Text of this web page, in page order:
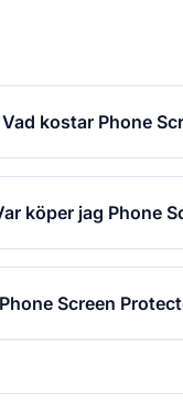
Vad kostar Phone
köper jag Phone
Screen